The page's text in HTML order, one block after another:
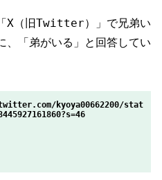
X（旧Twitter）」で兄弟い
、「弟がいる」と回答してい
kyoya00662200/stat